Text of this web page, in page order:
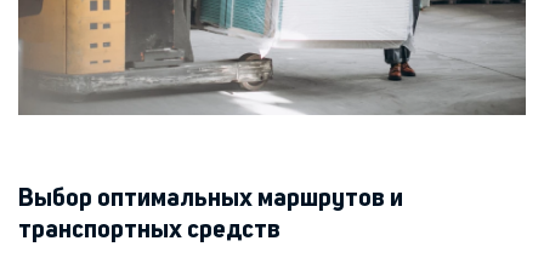
Выбор оптимальных маршрутов и
транспортных средств